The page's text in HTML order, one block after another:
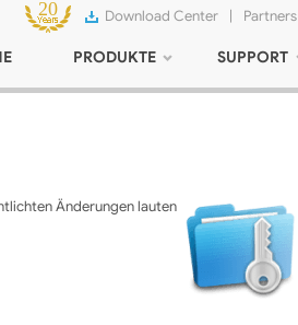
Download Center | Partners
PRODUKTE SUPPORT
Änderungen lauten